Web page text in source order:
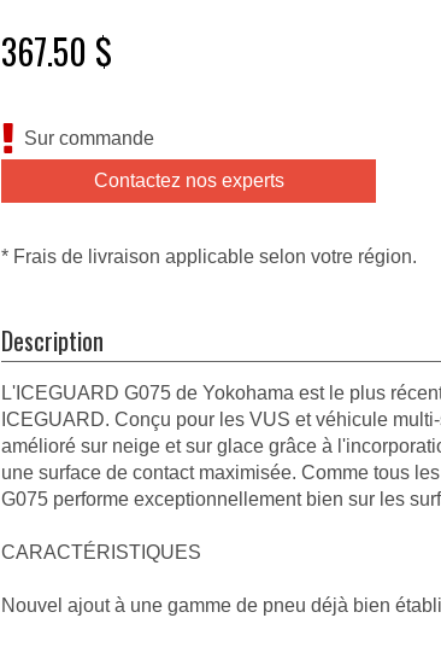
367.50 $
Sur commande
Contactez nos experts
* Frais de livraison applicable selon votre région.
Description
L'ICEGUARD G075 de Yokohama est le plus
ICEGUARD. Conçu pour les VUS et véhicule
amélioré sur neige et sur glace grâce à
une surface de contact maximisée. Comme tous
G075 performe exceptionnellement bien sur les
CARACTÉRISTIQUES
Nouvel ajout à une gamme de pneu déjà bien